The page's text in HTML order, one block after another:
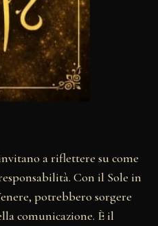
a riflettere su come
Con il Sole in
potrebbero sorgere
comunicazione. È il